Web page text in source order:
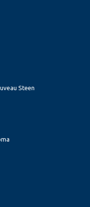
Steen